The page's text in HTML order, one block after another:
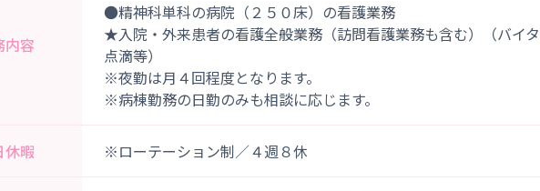
内容
●精神科単科の病院（２５０床）の看護業務
★入院・外来患者の看護全般業務（訪問看護業務も含む）（バイ
点滴等）
※夜勤は月４回程度となります。
※病棟勤務の日勤のみも相談に応じます。
休暇 ※ローテーション制／４週８休